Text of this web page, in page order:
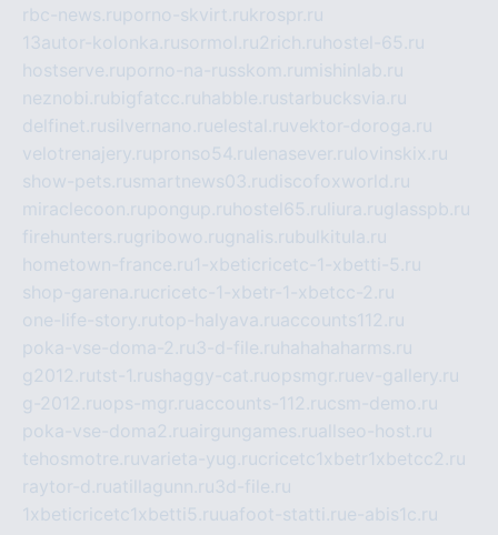
rbc-news.ruporno-skvirt.rukrospr.ru
13autor-kolonka.rusormol.ru2rich.ru hostel-65.ru
hostserve.ruporno-na-russkom.ru mishinlab.ru
neznobi.rubigfatcc.ru habble.rustarbucksvia.ru
delfinet.rusilvernano.ruelestal.ruvektor-doroga.ru
velotrenajery.rupronso54.ru lenasever.ru lovinskix.ru
show-pets.rusmartnews03.rudiscofoxworld.ru
miraclecoon.rupongup.ru hostel65.ru liura.ruglasspb.ru
firehunters.rugribowo.rugnalis.rubulkitula.ru
hometown-france.ru1-xbeticricetc-1-xbetti-5.ru
shop-garena.rucricetc-1-xbetr-1-xbetcc-2.ru
one-life-story.rutop-halyava.ruaccounts112.ru
poka-vse-doma-2.ru3-d-file.ru hahahaharms.ru
g2012.rutst-1.rushaggy-cat.ruopsmgr.ruev-gallery.ru
g-2012.ruops-mgr.ruaccounts-112.rucsm-demo.ru
poka-vse-doma2.ruairgungames.ruallseo-host.ru
tehosmotre.ruvarieta-yug.rucricetc1xbetr1xbetcc2.ru
raytor-d.ruatillagunn.ru3d-file.ru
1xbeticricetc1xbetti5.ruuafoot-statti.rue-abis1c.ru